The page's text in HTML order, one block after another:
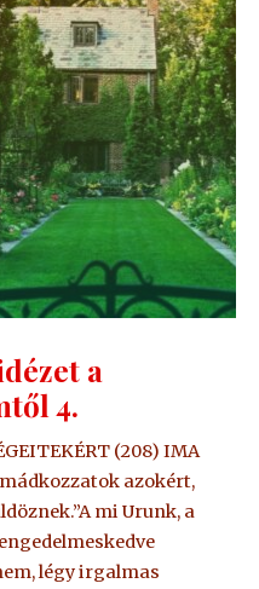
a
4.
(208) IMA
azokért,
mi Urunk, a
légy irgalmas